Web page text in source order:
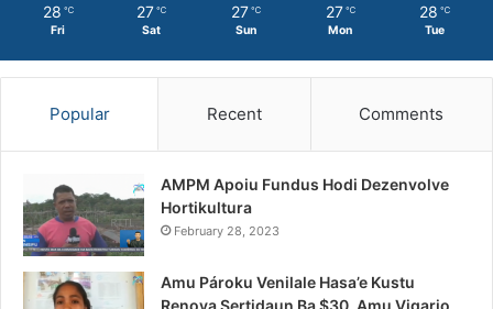
28 ℃
Fri
27 ℃
Sat
27 ℃
Sun
27 ℃
Mon
28 ℃
Tue
Popular Recent Comments
AMPM Apoiu Fundus Hodi Dezenvolve
Hortikultura
February 28, 2023
Amu Pároku Venilale Hasa’e Kustu
Renova Sertidaun Ba $30, Amu Vigario